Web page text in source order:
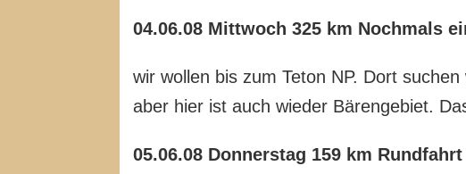
04.06.08 Mittwoch 325 km Nochmals
wir wollen bis zum Teton NP. Dort
aber hier ist auch wieder Bärengebiet.
05.06.08 Donnerstag 159 km Rundfahrt